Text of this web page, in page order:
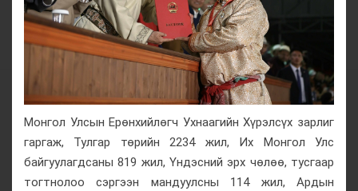
Монгол Улсын Ерөнхийлөгч Ухнаагийн Хүрэлсүх зарлиг
гаргаж, Тулгар төрийн 2234 жил, Их Монгол Улс
байгуулагдсаны 819 жил, Үндэсний эрх чөлөө, тусгаар
тогтнолоо сэргээн мандуулсны 114 жил, Ардын